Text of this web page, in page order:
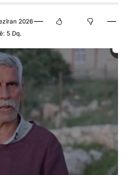
2026
5 Dq.